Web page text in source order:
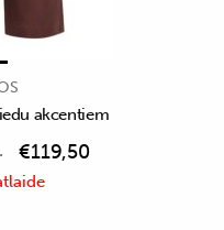
akcentiem
€119,50